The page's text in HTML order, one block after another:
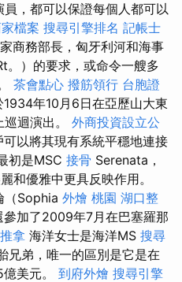
，都可以保證每個人都可以
檔案 搜尋引擎排名 記帳士
商務部長，匈牙利河和海事
。）的要求，或命令一艘多
茶會點心 撥筋領行 台胞證
1934年10月6日在亞歷山大東
迴演出。 外商投資設立公
以將其現有系統平穩地連接
初是MSC 接骨 Serenata，
和優雅中更具反映作用。
（Sophia 外燴 桃園 湖口整
參加了2009年7月在巴塞羅那
拿 海洋女士是海洋MS 搜尋
兄弟，唯一的區別是它是在
美元。 到府外燴 搜尋引擎